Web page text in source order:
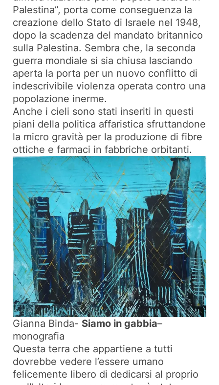
Palestina”, porta come conseguenza la
creazione dello Stato di Israele nel 1948,
dopo la scadenza del mandato britannico
sulla Palestina. Sembra che, la seconda
guerra mondiale si sia chiusa lasciando
aperta la porta per un nuovo conflitto di
indescrivibile violenza operata contro una
popolazione inerme.
Anche i cieli sono stati inseriti in questi
piani della politica affaristica sfruttandone
la micro gravità per la produzione di fibre
ottiche e farmaci in fabbriche orbitanti.
Gianna Binda- Siamo in gabbia–
monografia
Questa terra che appartiene a tutti
dovrebbe vedere l’essere umano
felicemente libero di dedicarsi al proprio